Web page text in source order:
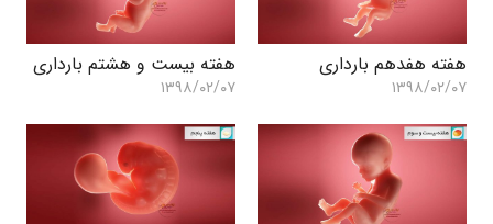
هفته هفدهم بارداری
۱۳۹۸/۰۲/۰۷
هفته بیست و هشتم بارداری
۱۳۹۸/۰۲/۰۷